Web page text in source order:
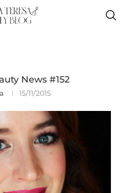
News #152
15/11/2015